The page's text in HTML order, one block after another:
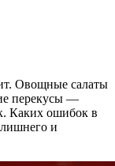
Овощные салаты
перекусы —
Каких ошибок в
лишнего и